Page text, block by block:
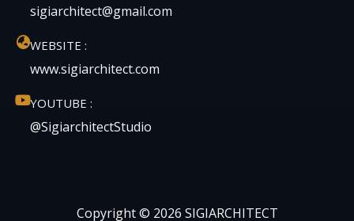
sigiarchitect@gmail.com
WEBSITE :
www.sigiarchitect.com
YOUTUBE :
@SigiarchitectStudio
Copyright © 2026 SIGIARCHITECT